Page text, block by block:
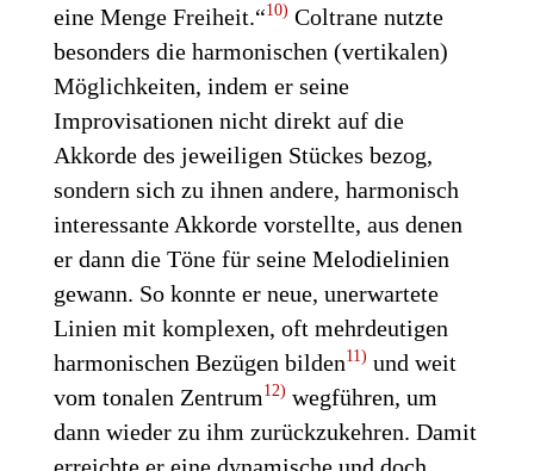
eine Menge Freiheit.“10) Coltrane nutzte
besonders die harmonischen (vertikalen)
Möglichkeiten, indem er seine
Improvisationen nicht direkt auf die
Akkorde des jeweiligen Stückes bezog,
sondern sich zu ihnen andere, harmonisch
interessante Akkorde vorstellte, aus denen
er dann die Töne für seine Melodielinien
gewann. So konnte er neue, unerwartete
Linien mit komplexen, oft mehrdeutigen
harmonischen Bezügen bilden11) und weit
vom tonalen Zentrum 12) wegführen, um
dann wieder zu ihm zurückzukehren. Damit